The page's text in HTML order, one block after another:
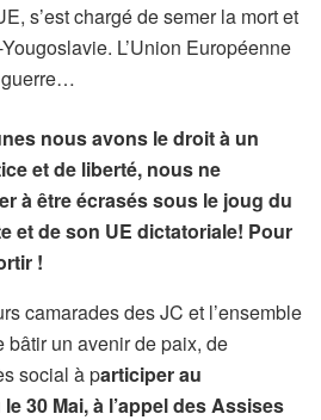
s’est chargé de semer la mort et
L’Union Européenne
guerre…
nous avons le droit à un
et de liberté, nous ne
à être écrasés sous le joug du
et de son UE dictatoriale! Pour
!
camarades des JC et l’ensemble
un avenir de paix, de
social à participer au
30 Mai, à l’appel des Assises